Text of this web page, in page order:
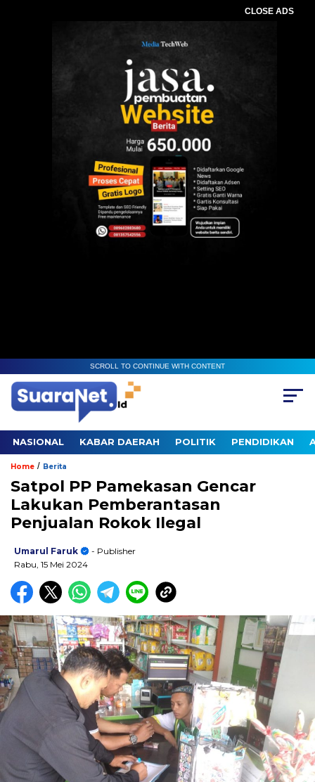
CLOSE ADS
SCROLL TO CONTINUE WITH CONTENT
NASIONAL KABAR DAERAH POLITIK PENDIDIKAN
Home / Berita
Satpol PP Pamekasan Gencar
Lakukan Pemberantasan
Penjualan Rokok Ilegal
Umarul Faruk
- Publisher
Rabu, 15 Mei 2024